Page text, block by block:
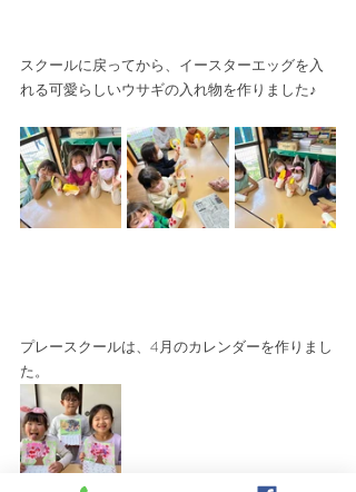
スクールに戻ってから、イースターエッグを入
れる可愛らしいウサギの入れ物を作りました♪
プレースクールは、4月のカレンダーを作りまし
た。